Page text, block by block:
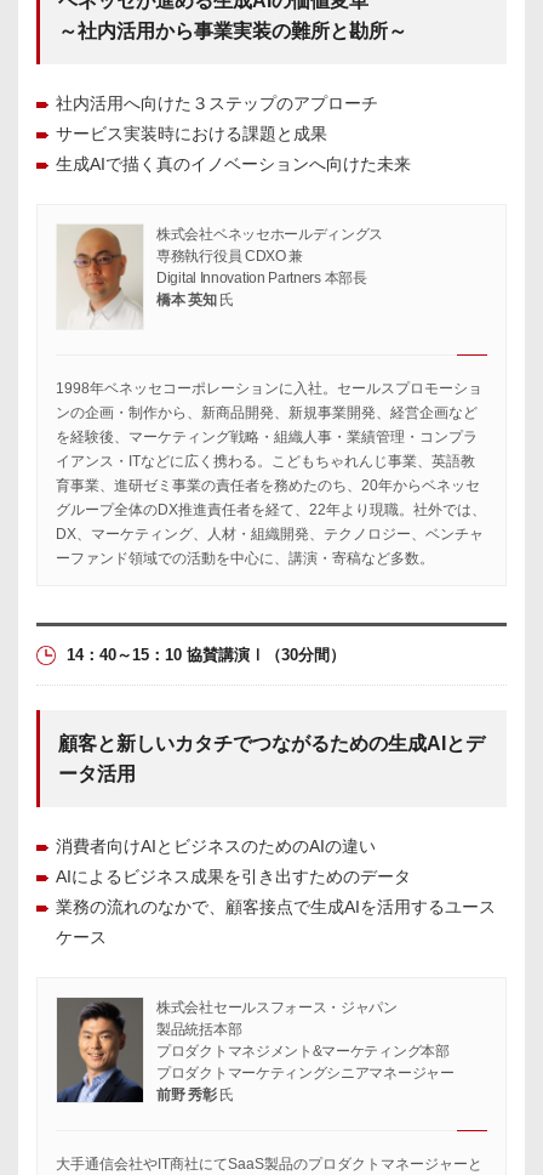
～社内活用から事業実装の難所と勘所～
社内活用へ向けた３ステップのアプローチ
サービス実装時における課題と成果
生成AIで描く真のイノベーションへ向けた未来
株式会社ベネッセホールディングス
専務執行役員 CDXO 兼
Digital Innovation Partners 本部長
橋本 英知氏
1998年ベネッセコーポレーションに入社。セールスプロモーショ
ンの企画・制作から、新商品開発、新規事業開発、経営企画など
を経験後、マーケティング戦略・組織人事・業績管理・コンプラ
イアンス・ITなどに広く携わる。こどもちゃれんじ事業、英語教
育事業、進研ゼミ事業の責任者を務めたのち、20年からベネッセ
グループ全体のDX推進責任者を経て、22年より現職。社外では、
DX、マーケティング、人材・組織開発、テクノロジー、ベンチャ
ーファンド領域での活動を中心に、講演・寄稿など多数。
14：40～15：10 協賛講演Ⅰ （30分間）
顧客と新しいカタチでつながるための生成AIとデ
ータ活用
消費者向けAIとビジネスのためのAIの違い
AIによるビジネス成果を引き出すためのデータ
業務の流れのなかで、顧客接点で生成AIを活用するユース
ケース
株式会社セールスフォース・ジャパン
製品統括本部
プロダクトマネジメント&マーケティング本部
プロダクトマーケティングシニアマネージャー
前野 秀彰氏
大手通信会社やIT商社にてSaaS製品のプロダクトマネージャーと